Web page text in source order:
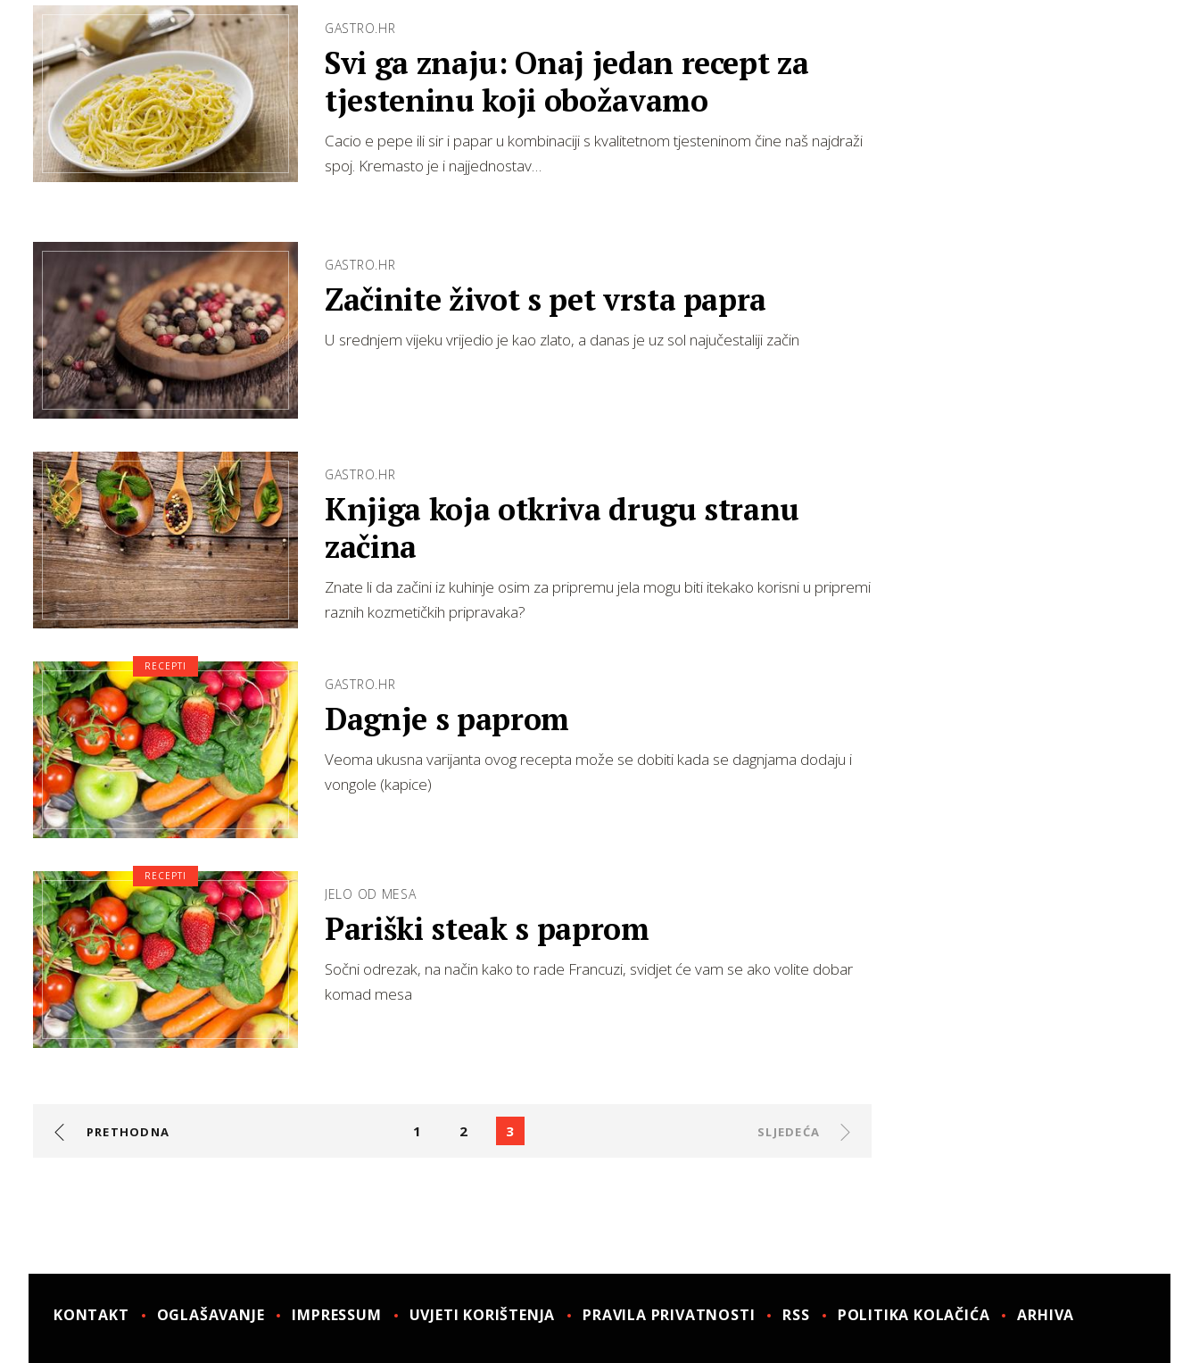
GASTRO.HR
Svi ga znaju: Onaj jedan recept za
tjesteninu koji obožavamo
Cacio e pepe ili sir i papar u kombinaciji s kvalitetnom tjesteninom čine naš najdraži
spoj. Kremasto je i najjednostav…
GASTRO.HR
Začinite život s pet vrsta papra
U srednjem vijeku vrijedio je kao zlato, a danas je uz sol najučestaliji začin
GASTRO.HR
Knjiga koja otkriva drugu stranu
začina
Znate li da začini iz kuhinje osim za pripremu jela mogu biti itekako korisni u pripremi
raznih kozmetičkih pripravaka?
GASTRO.HR
Dagnje s paprom
Veoma ukusna varijanta ovog recepta može se dobiti kada se dagnjama dodaju i
vongole (kapice)
RECEPTI
JELO OD MESA
Pariški steak s paprom
Sočni odrezak, na način kako to rade Francuzi, svidjet će vam se ako volite dobar
komad mesa
RECEPTI
PRETHODNA 1 2 3 SLJEDEĆA
KONTAKT OGLAŠAVANJE IMPRESSUM UVJETI KORIŠTENJA PRAVILA PRIVATNOSTI RSS POLITIKA KOLAČIĆA ARHIVA